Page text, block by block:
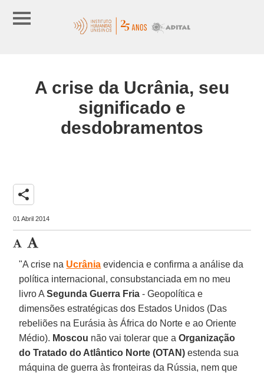
A crise da Ucrânia, seu
significado e
desdobramentos
share
01 Abril 2014
"A crise na Ucrânia evidencia e confirma a análise da
política internacional, consubstanciada em no meu
livro ASegunda Guerra Fria - Geopolítica e
dimensões estratégicas dos Estados Unidos (Das
rebeliões na Eurásia às África do Norte e ao Oriente
Médio). Moscou não vai tolerar que aOrganização
do Tratado do Atlântico Norte (OTAN) estenda sua
máquina de guerra às fronteiras da Rússia, nem que